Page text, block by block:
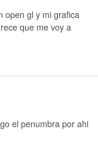
open gl y mi grafica
que me voy a
el penumbra por ahi